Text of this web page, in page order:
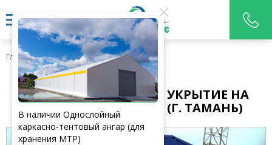
Главная > Наши работы
КАРКАСНО-ТЕНТОВОЕ УКРЫТИЕ НА
КЕРЧЕНСКОМ МОСТУ (Г. ТАМАНЬ)
В наличии Однослойный
каркасно-тентовый ангар (для
хранения МТР)